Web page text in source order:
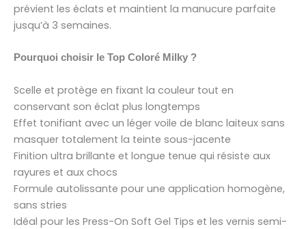
prévient les éclats et maintient la manucure parfaite
jusqu’à 3 semaines.
Pourquoi choisir le Top Coloré Milky ?
Scelle et protège en fixant la couleur tout en
conservant son éclat plus longtemps
Effet tonifiant avec un léger voile de blanc laiteux sans
masquer totalement la teinte sous-jacente
Finition ultra brillante et longue tenue qui résiste aux
rayures et aux chocs
Formule autolissante pour une application homogène,
sans stries
Idéal pour les Press-On Soft Gel Tips et les vernis semi-